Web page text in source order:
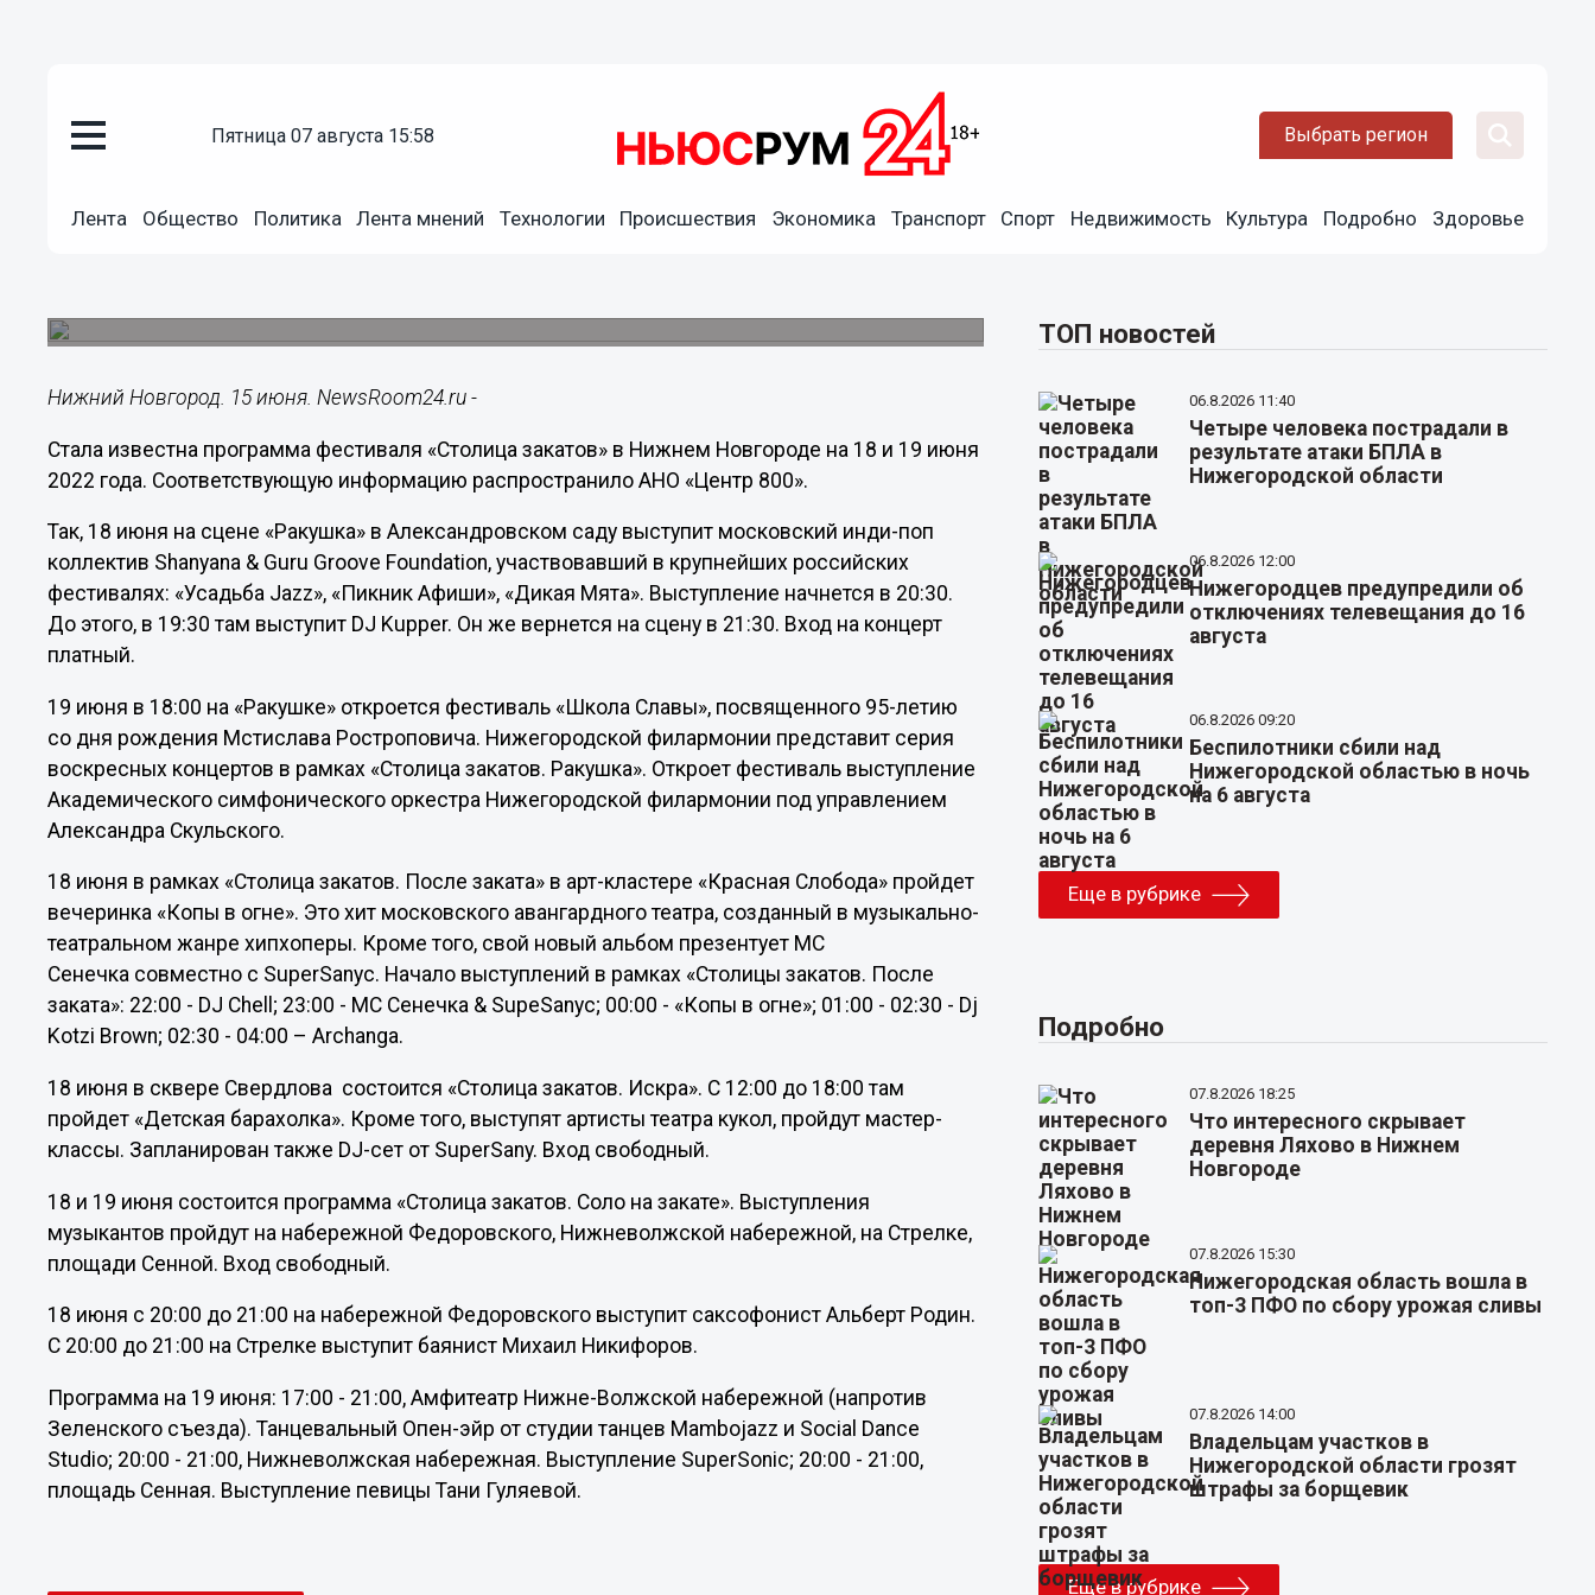
пятница 07 августа 15:58 Выбрать регион
Лента Общество Политика Лента мнений Технологии Происшествия Экономика Транспорт Спорт Недвижимость Культура Подробно Здоровье
Опубликована программа нижегородского фестиваля
Нижний Новгород. 15 июня. NewsRoom24.ru -
Стала известна программа фестиваля «Столица закатов» в Нижнем Новгороде на 18 и 19 июня
2022 года. Соответствующую информацию распространило АНО «Центр 800».
Так, 18 июня на сцене «Ракушка» в Александровском саду выступит московский инди-поп
коллектив Shanyana & Guru Groove Foundation, участвовавший в крупнейших российских
фестивалях: «Усадьба Jazz», «Пикник Афиши», «Дикая Мята». Выступление начнется в 20:30.
До этого, в 19:30 там выступит DJ Kupper. Он же вернется на сцену в 21:30. Вход на концерт
платный.
19 июня в 18:00 на «Ракушке» откроется фестиваль «Школа Славы», посвященного 95-летию
со дня рождения Мстислава Ростроповича. Нижегородской филармонии представит серия
воскресных концертов в рамках «Столица закатов. Ракушка». Откроет фестиваль выступление
Академического симфонического оркестра Нижегородской филармонии под управлением
Александра Скульского.
18 июня в рамках «Столица закатов. После заката» в арт-кластере «Красная Слобода» пройдет
вечеринка «Копы в огне». Это хит московского авангардного театра, созданный в музыкально-
театральном жанре хипхоперы. Кроме того, свой новый альбом презентует МС
Сенечка совместно с SuperSanyc. Начало выступлений в рамках «Столицы закатов. После
заката»: 22:00 - DJ Chell; 23:00 - МС Сенечка & SupeSanyc; 00:00 - «Копы в огне»; 01:00 - 02:30 - Dj
Kotzi Brown; 02:30 - 04:00 – Archanga.
18 июня в сквере Свердлова состоится «Столица закатов. Искра». С 12:00 до 18:00 там
пройдет «Детская барахолка». Кроме того, выступят артисты театра кукол, пройдут мастер-
классы. Запланирован также DJ-сет от SuperSany. Вход свободный.
18 и 19 июня состоится программа «Столица закатов. Соло на закате». Выступления
музыкантов пройдут на набережной Федоровского, Нижневолжской набережной, на Стрелке,
площади Сенной. Вход свободный.
18 июня с 20:00 до 21:00 на набережной Федоровского выступит саксофонист Альберт Родин.
С 20:00 до 21:00 на Стрелке выступит баянист Михаил Никифоров.
Программа на 19 июня: 17:00 - 21:00, Амфитеатр Нижне-Волжской набережной (напротив
Зеленского съезда). Танцевальный Опен-эйр от студии танцев Mambojazz и Social Dance
Studio; 20:00 - 21:00, Нижневолжская набережная. Выступление SuperSonic; 20:00 - 21:00,
площадь Сенная. Выступление певицы Тани Гуляевой.
ТОП новостей
06.8.2026 11:40
Четыре человека пострадали в
результате атаки БПЛА в
Нижегородской области
06.8.2026 12:00
Нижегородцев предупредили об
отключениях телевещания до 16
августа
06.8.2026 09:20
Беспилотники сбили над
Нижегородской областью в ночь
на 6 августа
Еще в рубрике
Подробно
07.8.2026 18:25
Что интересного скрывает
деревня Ляхово в Нижнем
Новгороде
07.8.2026 15:30
Нижегородская область вошла в
топ-3 ПФО по сбору урожая сливы
07.8.2026 14:00
Владельцам участков в
Нижегородской области грозят
штрафы за борщевик
Еще в рубрике